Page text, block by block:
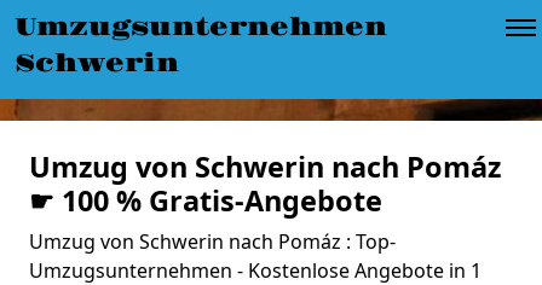
Umzugsunternehmen
Schwerin
Umzug von Schwerin nach Pomáz
☛ 100 % Gratis-Angebote
Umzug von Schwerin nach Pomáz : Top-
Umzugsunternehmen - Kostenlose Angebote in 1